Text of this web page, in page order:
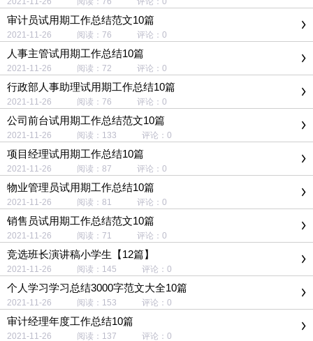
审计员试用期工作总结范文10篇
2021-11-26 阅读：76 评论：0
人事主管试用期工作总结10篇
2021-11-26 阅读：72 评论：0
行政部人事助理试用期工作总结10篇
2021-11-26 阅读：76 评论：0
公司前台试用期工作总结范文10篇
2021-11-26 阅读：133 评论：0
项目经理试用期工作总结10篇
2021-11-26 阅读：87 评论：0
物业管理员试用期工作总结10篇
2021-11-26 阅读：81 评论：0
销售员试用期工作总结范文10篇
2021-11-26 阅读：71 评论：0
竞选班长演讲稿小学生【12篇】
2021-11-26 阅读：145 评论：0
个人学习学习总结3000字范文大全10篇
2021-11-26 阅读：153 评论：0
审计经理年度工作总结10篇
2021-11-26 阅读：137 评论：0